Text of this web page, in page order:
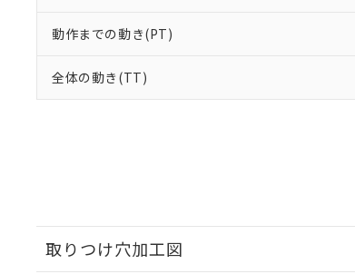
動作までの動き(PT)
全体の動き(TT)
取りつけ穴加工図